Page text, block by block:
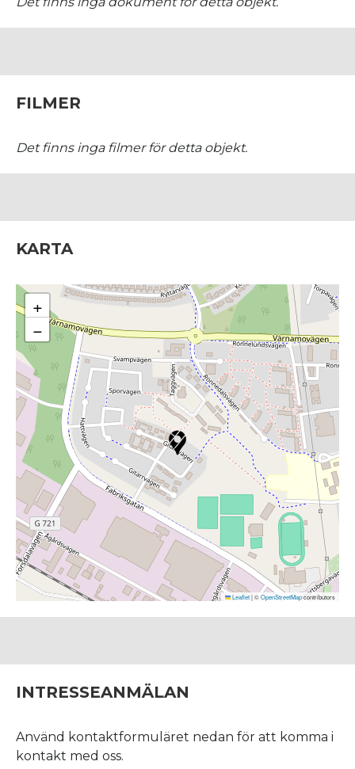
FILMER
Det finns inga filmer för detta objekt.
KARTA
+
−
Leaflet|©OpenStreetMapcontributors
INTRESSEANMÄLAN
Använd kontaktformuläret nedan för att komma i
kontakt med oss.